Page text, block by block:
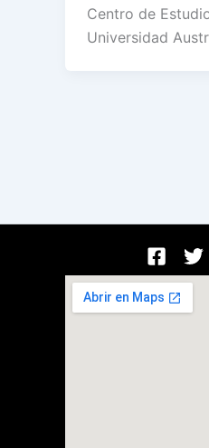
Centro de
Universidad